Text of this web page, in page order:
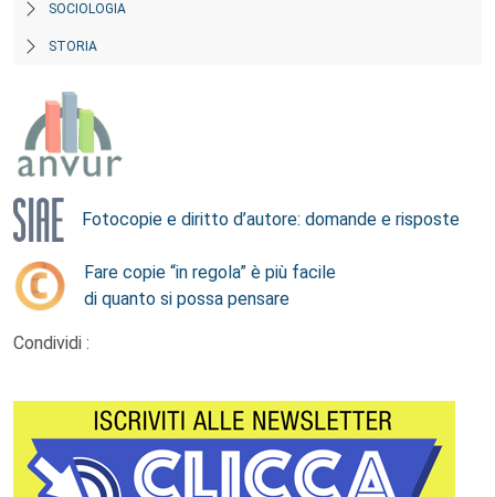
SOCIOLOGIA
STORIA
Fotocopie e diritto d’autore: domande e risposte
Fare copie “in regola” è più facile
di quanto si possa pensare
Condividi :